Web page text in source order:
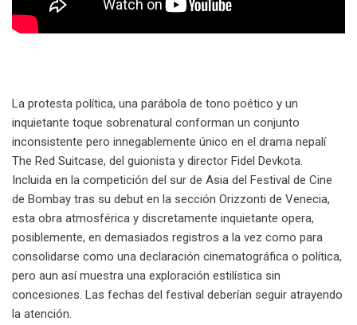
La protesta política, una parábola de tono poético y un
inquietante toque sobrenatural conforman un conjunto
inconsistente pero innegablemente único en el drama nepalí
The Red Suitcase, del guionista y director Fidel Devkota.
Incluida en la competición del sur de Asia del Festival de Cine
de Bombay tras su debut en la sección Orizzonti de Venecia,
esta obra atmosférica y discretamente inquietante opera,
posiblemente, en demasiados registros a la vez como para
consolidarse como una declaración cinematográfica o política,
pero aun así muestra una exploración estilística sin
concesiones. Las fechas del festival deberían seguir atrayendo
la atención.